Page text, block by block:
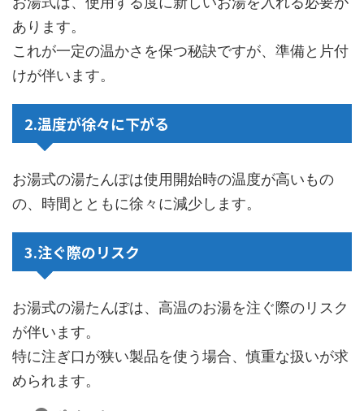
あります。
これが一定の温かさを保つ秘訣ですが、準備と片付
けが伴います。
2.温度が徐々に下がる
お湯式の湯たんぽは使用開始時の温度が高いもの
の、時間とともに徐々に減少します。
3.注ぐ際のリスク
お湯式の湯たんぽは、高温のお湯を注ぐ際のリスク
が伴います。
特に注ぎ口が狭い製品を使う場合、慎重な扱いが求
められます。